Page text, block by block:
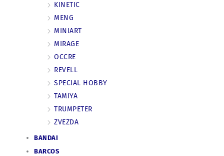
KINETIC
MENG
MINIART
MIRAGE
OCCRE
REVELL
SPECIAL HOBBY
TAMIYA
TRUMPETER
ZVEZDA
BANDAI
BARCOS